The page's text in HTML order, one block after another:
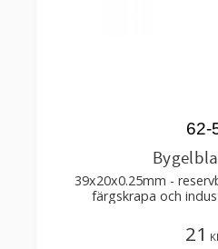
39x20x0.25mm -
färgskrapa och
62-
21